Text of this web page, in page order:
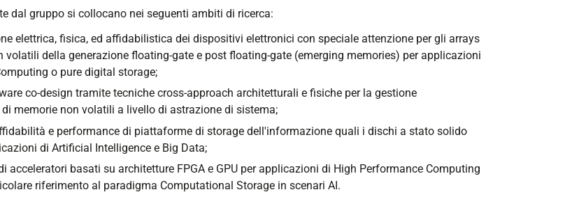
dal gruppo si collocano nei seguenti ambiti di ricerca:
elettrica, fisica, ed affidabilistica dei dispositivi elettronici con speciale attenzione per gli arrays
volatili della generazione floating-gate e post floating-gate (emerging memories) per applicazioni
o pure digital storage;
co-design tramite tecniche cross-approach architetturali e fisiche per la gestione
memorie non volatili a livello di astrazione di sistema;
e performance di piattaforme di storage dell'informazione quali i dischi a stato solido
di Artificial Intelligence e Big Data;
acceleratori basati su architetture FPGA e GPU per applicazioni di High Performance Computing
riferimento al paradigma Computational Storage in scenari AI.